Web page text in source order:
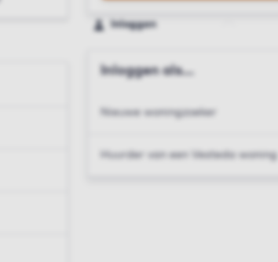
Inloggen
Inloggen als...
Nieuwe woningzoeker
Huurder van een Vesteda woning